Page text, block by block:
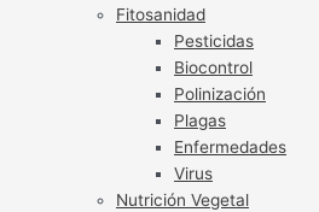
Fitosanidad
Pesticidas
Biocontrol
Polinización
Plagas
Enfermedades
Virus
Nutrición Vegetal